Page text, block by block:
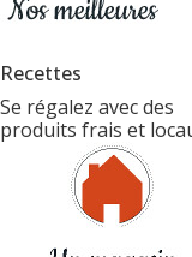
Recettes
Se régalez avec des
produits frais et